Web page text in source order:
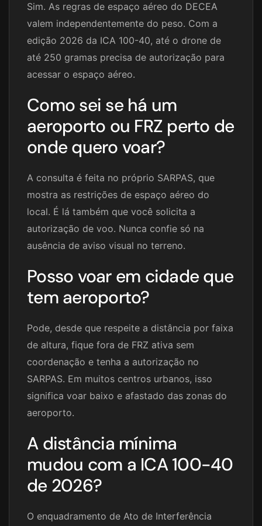
Sim. As regras de espaço aéreo do DECEA
valem independentemente do peso. Com a
edição 2026 da ICA 100-40, até o drone de
até 250 gramas precisa de autorização para
acessar o espaço aéreo.
Como sei se há um
aeroporto ou FRZ perto de
onde quero voar?
A consulta é feita no próprio SARPAS, que
mostra as restrições de espaço aéreo do
local. É lá também que você solicita a
autorização de voo. Nunca confie só na
ausência de aviso visual no terreno.
Posso voar em cidade que
tem aeroporto?
Pode, desde que respeite a distância por faixa
de altura, fique fora de FRZ ativa sem
coordenação e tenha a autorização no
SARPAS. Em muitos centros urbanos, isso
significa voar baixo e afastado das zonas do
aeroporto.
A distância mínima
mudou com a ICA 100-40
de 2026?
O enquadramento de Ato de Interferência